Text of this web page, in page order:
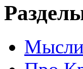
Мысли